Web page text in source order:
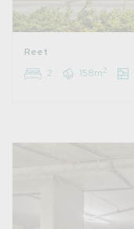
Reet
2
158m2